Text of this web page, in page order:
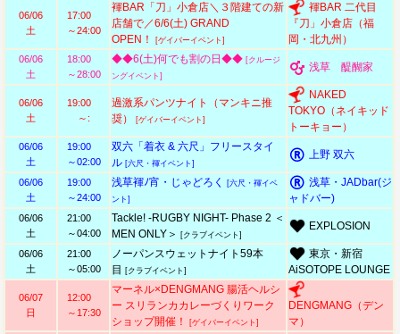
06/06
土
17:00
～24:00
褌BAR「刀」小倉店＼３階建ての新
店舗で／6/6(土) GRAND
OPEN！
[ゲイバーイベント]
褌BAR 二代目
『刀」小倉店（福
岡・北九州）
06/06
土
18:00
～28:00
◆◆6(土)何でも割の日◆◆ [クルージ
ングイベント]
浅草 醍醐家
06/06
土
19:00
～:
過激系パンツナイト（マンキニ推
奨）
[ゲイバーイベント]
NAKED
TOKYO（ネイキッド
トーキョー）
06/06
土
19:00
～02:00
双六「着衣 & 六尺」フリースタイ
ル [六尺・褌イベント]
上野 双六
06/06
土
19:00
～24:00
浅草褌ﾉ宵・じゃどろく
[六尺・褌イベ
ント]
浅草・JADbar(ジ
ャドバー)
06/06
土
21:00
～04:00
Tackle! -RUGBY NIGHT- Phase 2 ＜
MEN ONLY＞
[クラブイベント]
EXPLOSION
06/06
土
21:00
～05:00
ノーパンスウェットナイト59本
目
[クラブイベント]
東京・新宿
AiSOTOPE LOUNGE
06/07
日
12:00
～17:30
マーネル×DENGMANG 腸活ヘルシ
ー スリランカカレーづくりワーク
ショップ開催！
[ゲイバーイベント]
DENGMANG（デン
マ）